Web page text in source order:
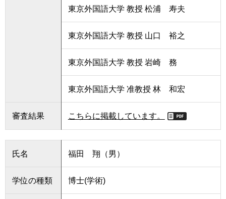
東京外国語大学 教授 松浦 寿夫
東京外国語大学 教授 山口 裕之
東京外国語大学 教授 岩崎 務
東京外国語大学 准教授 林 和宏
審査結果 こちらに掲載しています。
氏名 福田 翔（男）
学位の種類 博士(学術)